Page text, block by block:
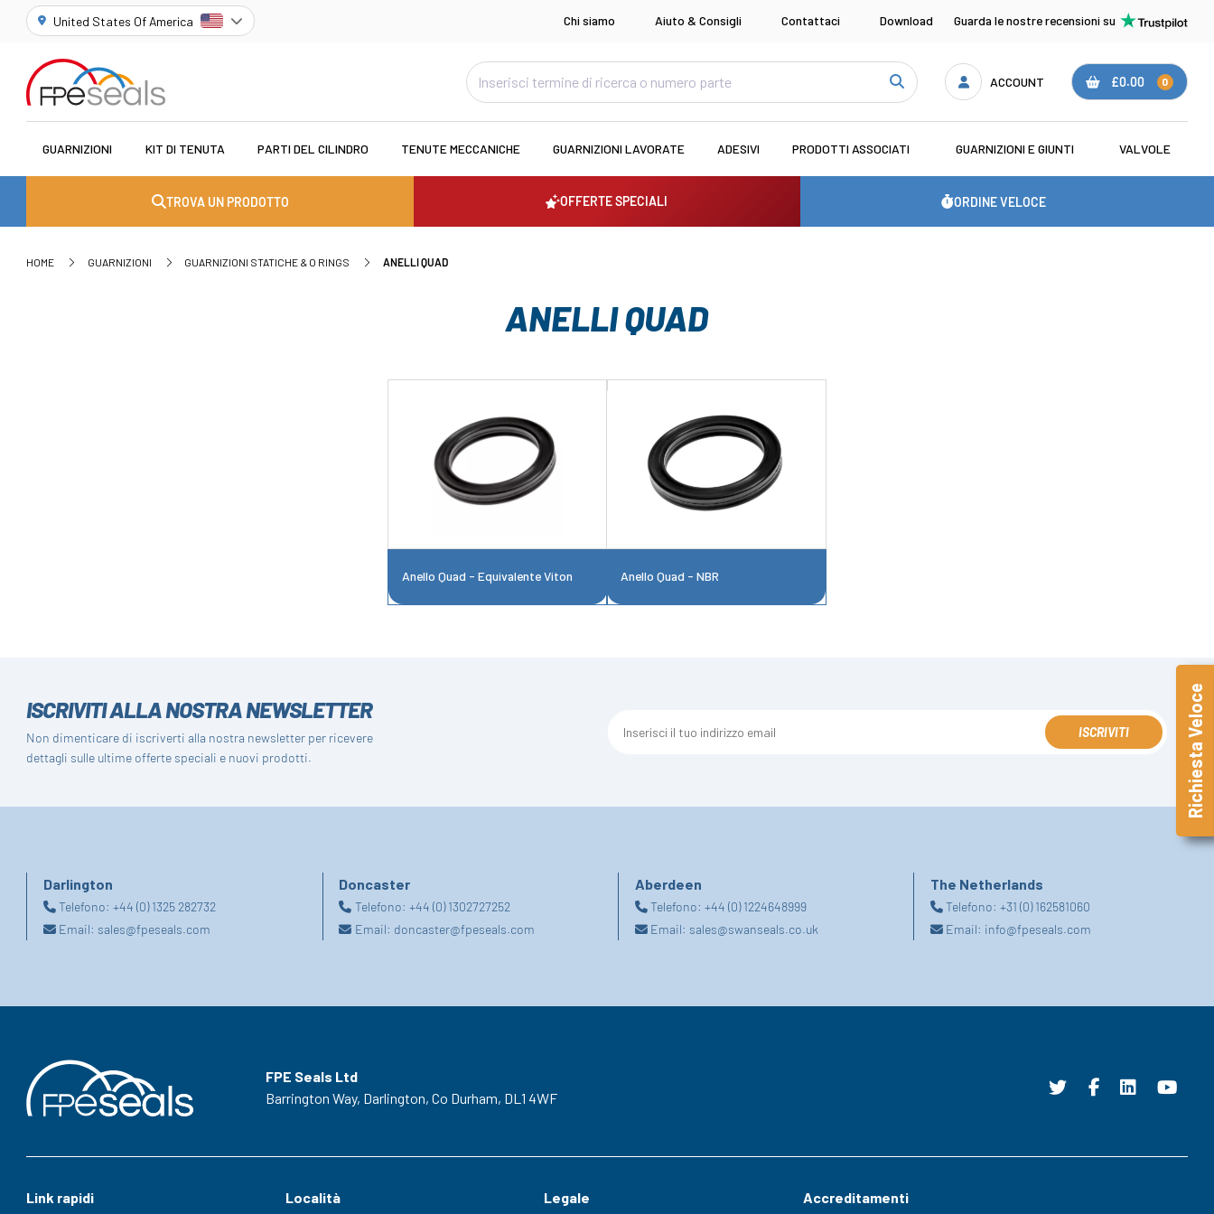
United States Of America Chi siamo Aiuto & Consigli Contattaci Download Guarda le nostre recensioni su
ACCOUNT £0.00 0
GUARNIZIONI KIT DI TENUTA PARTI DEL CILINDRO TENUTE MECCANICHE GUARNIZIONI LAVORATE ADESIVI PRODOTTI ASSOCIATI GUARNIZIONI E GIUNTI VALVOLE
TROVA UN PRODOTTO OFFERTE SPECIALI ORDINE VELOCE
HOME GUARNIZIONI GUARNIZIONI STATICHE & O RINGS ANELLI QUAD
ANELLI QUAD
Anello Quad - Equivalente Viton Anello Quad - NBR
ISCRIVITI ALLA NOSTRA NEWSLETTER
Non dimenticare di iscriverti alla nostra newsletter per ricevere
dettagli sulle ultime offerte speciali e nuovi prodotti.
ISCRIVITI
Darlington
Telefono:+44 (0) 1325 282732
Email: sales@fpeseals.com
Doncaster
Telefono: +44 (0) 1302727252
Email: doncaster@fpeseals.com
Aberdeen
Telefono: +44 (0) 1224648999
Email: sales@swanseals.co.uk
The Netherlands
Telefono:+31 (0) 162581060
Email: info@fpeseals.com
FPE Seals Ltd
Barrington Way, Darlington, Co Durham, DL1 4WF
Link rapidi Località Legale Accreditamenti
Richiesta Veloce